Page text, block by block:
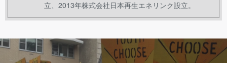
立、2013年株式会社日本再生エネリンク設立。